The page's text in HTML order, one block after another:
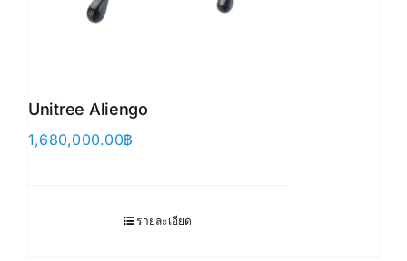
Unitree Aliengo
1,680,000.00฿
รายละเอียด